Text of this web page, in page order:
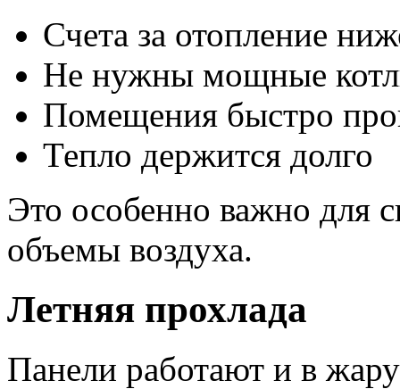
Счета за отопление
Не нужны мощные
Помещения быстро
Тепло держится долго
Это особенно важно для
объемы воздуха.
Летняя прохлада
Панели работают и в